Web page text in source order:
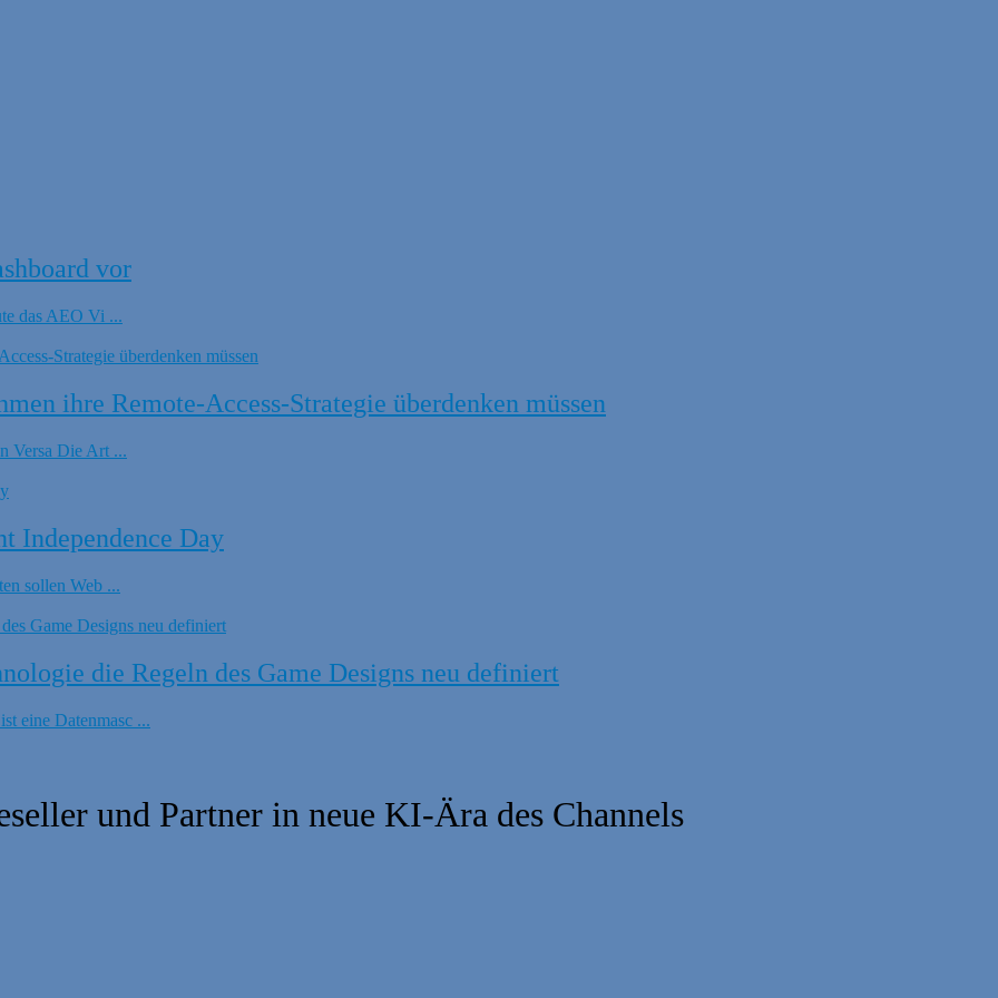
vor
das AEO Vi ...
ihre Remote-Access-Strategie überdenken müssen
Versa Die Art ...
Independence Day
sollen Web ...
die Regeln des Game Designs neu definiert
eine Datenmasc ...
und Partner in neue KI-Ära des Channels